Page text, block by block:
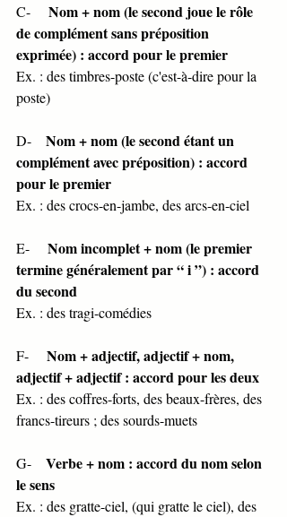
C- Nom + nom (le second joue le rôle
de complément sans préposition
exprimée) : accord pour le premier
Ex. : des timbres-poste (c'est-à-dire pour la
poste)
D- Nom + nom (le second étant un
complément avec préposition) : accord
pour le premier
Ex. : des crocs-en-jambe, des arcs-en-ciel
E- Nom incomplet + nom (le premier
termine généralement par “ i ”) : accord
du second
Ex. : des tragi-comédies
F- Nom + adjectif, adjectif + nom,
adjectif + adjectif : accord pour les deux
Ex. : des coffres-forts, des beaux-frères, des
francs-tireurs ; des sourds-muets
G- Verbe + nom : accord du nom selon
le sens
Ex. : des gratte-ciel, (qui gratte le ciel), des